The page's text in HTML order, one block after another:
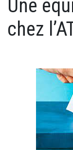
Une
chez